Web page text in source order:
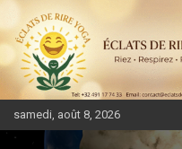
samedi, août 8, 2026